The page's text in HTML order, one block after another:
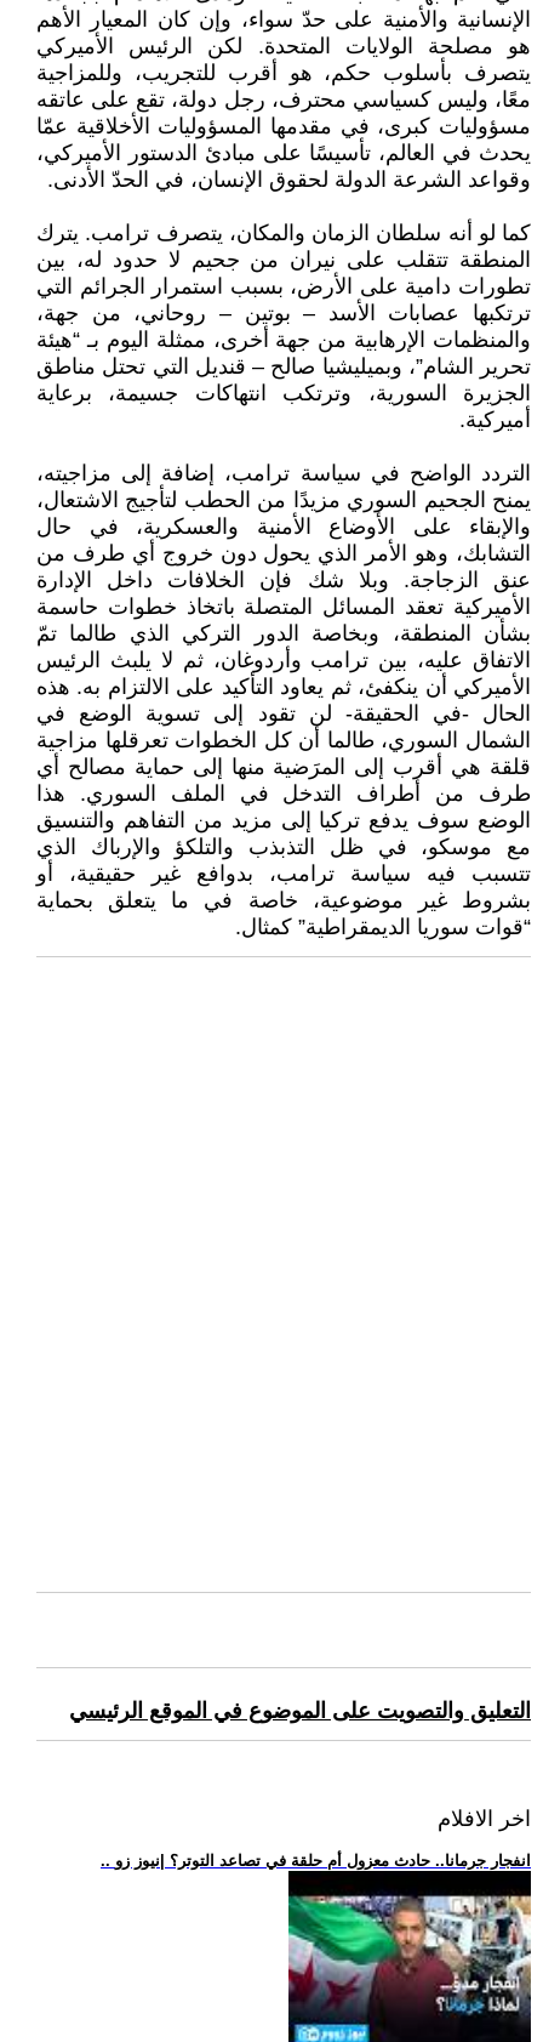
الإنسانية والأمنية على حدّ سواء، وإن كان المعيار الأهم
هو مصلحة الولايات المتحدة. لكن الرئيس الأميركي
يتصرف بأسلوب حكم، هو أقرب للتجريب، وللمزاجية
معًا، وليس كسياسي محترف، رجل دولة، تقع على عاتقه
مسؤوليات كبرى، في مقدمها المسؤوليات الأخلاقية عمّا
يحدث في العالم، تأسيسًا على مبادئ الدستور الأميركي،
وقواعد الشرعة الدولة لحقوق الإنسان، في الحدّ الأدنى.
كما لو أنه سلطان الزمان والمكان، يتصرف ترامب. يترك
المنطقة تتقلب على نيران من جحيم لا حدود له، بين
تطورات دامية على الأرض، بسبب استمرار الجرائم التي
ترتكبها عصابات الأسد – بوتين – روحاني، من جهة،
والمنظمات الإرهابية من جهة أخرى، ممثلة اليوم بـ “هيئة
تحرير الشام”، وبميليشيا صالح – قنديل التي تحتل مناطق
الجزيرة السورية، وترتكب انتهاكات جسيمة، برعاية
أميركية.
التردد الواضح في سياسة ترامب، إضافة إلى مزاجيته،
يمنح الجحيم السوري مزيدًا من الحطب لتأجيج الاشتعال،
والإبقاء على الأوضاع الأمنية والعسكرية، في حال
التشابك، وهو الأمر الذي يحول دون خروج أي طرف من
عنق الزجاجة. وبلا شك فإن الخلافات داخل الإدارة
الأميركية تعقد المسائل المتصلة باتخاذ خطوات حاسمة
بشأن المنطقة، وبخاصة الدور التركي الذي طالما تمّ
الاتفاق عليه، بين ترامب وأردوغان، ثم لا يلبث الرئيس
الأميركي أن ينكفئ، ثم يعاود التأكيد على الالتزام به. هذه
الحال -في الحقيقة- لن تقود إلى تسوية الوضع في
الشمال السوري، طالما أن كل الخطوات تعرقلها مزاجية
قلقة هي أقرب إلى المرَضية منها إلى حماية مصالح أي
طرف من أطراف التدخل في الملف السوري. هذا
الوضع سوف يدفع تركيا إلى مزيد من التفاهم والتنسيق
مع موسكو، في ظل التذبذب والتلكؤ والإرباك الذي
تتسبب فيه سياسة ترامب، بدوافع غير حقيقية، أو
بشروط غير موضوعية، خاصة في ما يتعلق بحماية
“قوات سوريا الديمقراطية” كمثال.
التعليق والتصويت على الموضوع في الموقع الرئيسي
اخر الافلام
.. انفجار جرمانا.. حادث معزول أم حلقة في تصاعد التوتر؟ |نيوز زو